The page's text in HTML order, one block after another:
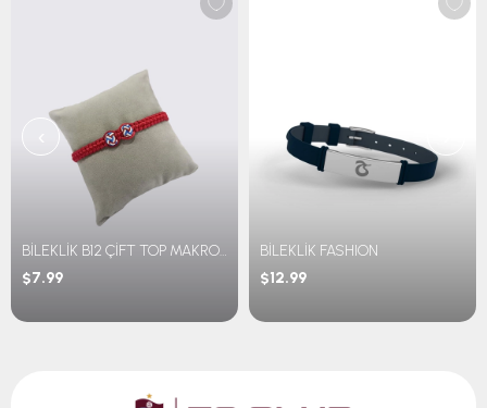
BİLEKLİK B12 ÇİFT TOP MAKROME
$7.99
BİLEKLİK FASHION
$12.99
‹